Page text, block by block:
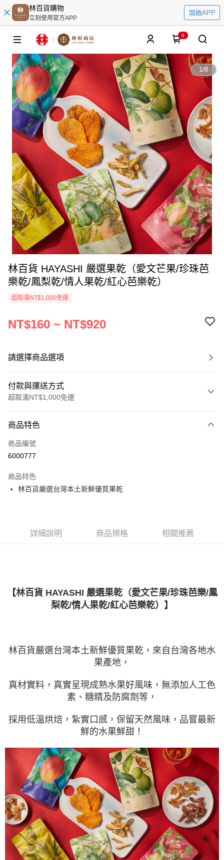
林百貨購物
立刻使用官方APP
開啟APP
0
1/8
林百貨 HAYASHI 嚴選果乾（愛文芒果/珍珠芭
樂乾/鳳梨乾/情人果乾/紅心芭樂乾）
超取滿NT$1,000免運
NT$160 ~ NT$920
請選擇商品選項
付款與運送方式
超取滿NT$1,000免運
信用卡一次付款
超商取貨付款
Apple Pay
7-11付款取貨
每筆NT$60，滿NT$1,000(含以上)免運費
商品特色
商品編號
6000777
商品特色
林百貨嚴選台灣本土新鮮優質果乾
詳細說明 商品規格 相關推薦
【林百貨 HAYASHI 嚴選果乾（愛文芒果/珍珠芭樂/鳳
梨乾/情人果乾/紅心芭樂乾）】
林百貨嚴選台灣本土新鮮優質果乾，來自台灣各地水
果產地，
真材實料，真實呈現成熟水果好風味，無添加人工色
素、糖精及防腐劑等，
採用低溫烘焙，紮實口感，保留天然風味，品嘗最新
鮮的水果鮮甜！